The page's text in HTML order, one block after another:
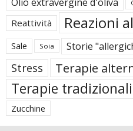
Reattività Reazioni
Sale Soia Storie
Stress Terapie
Terapie tradizionali
Zucchine